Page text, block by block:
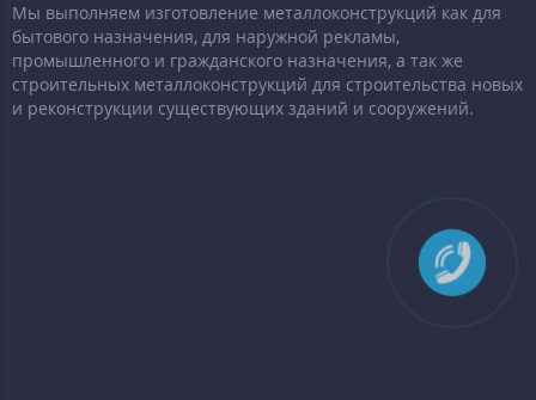
Мы выполняем изготовление металлоконструкций как для
бытового назначения, для наружной рекламы,
промышленного и гражданского назначения, а так же
строительных металлоконструкций для строительства новых
и реконструкции существующих зданий и сооружений.